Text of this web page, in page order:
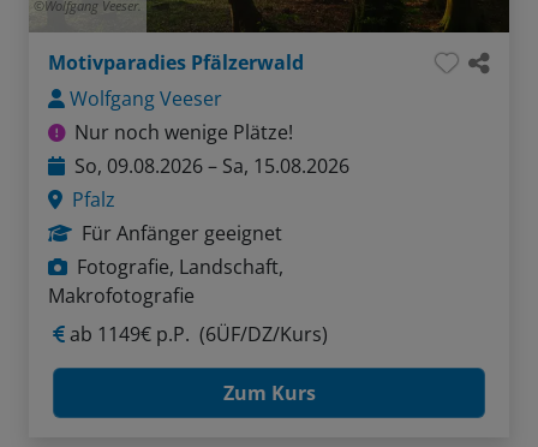
Wolfgang Veeser.
Motivparadies Pfälzerwald
Wolfgang Veeser
Nur noch wenige Plätze!
So, 09.08.2026 – Sa, 15.08.2026
Pfalz
Für Anfänger geeignet
Fotografie, Landschaft,
Makrofotografie
ab 1149€ p.P. (6ÜF/DZ/Kurs)
Zum Kurs